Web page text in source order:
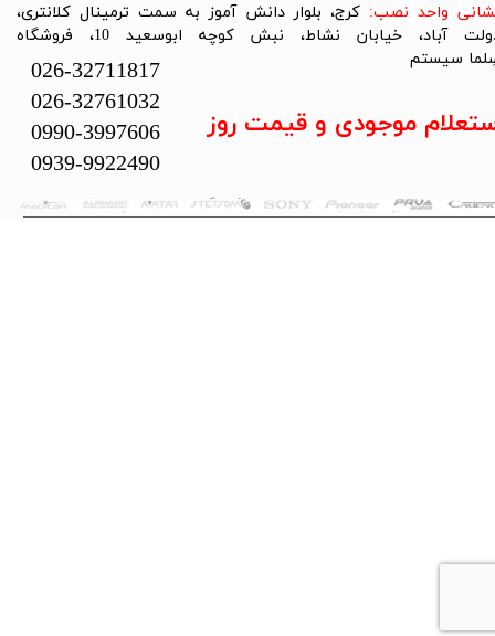
تمام حقوق این سایت متعلق به فروشگاه سلما سیستم می‌باشد.
واحد نصب: کرج، بلوار دانش آموز به سمت ترمینال کلانتری،
دولت آباد، خیابان نشاط، نبش کوچه ابوسعید 10، فروشگاه
سیستم​​​​​​​
026-32711817
026-32761032
0990-3997606
0939-9922490
موجودی و قیمت روز